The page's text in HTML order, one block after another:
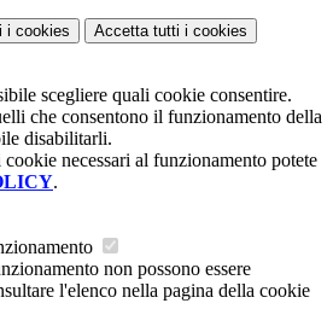
i cookies Accetta tutti i cookies
scegliere quali cookie consentire.
che consentono il funzionamento della
disabilitarli.
necessari al funzionamento potete
.
non possono essere
l'elenco nella pagina della cookie